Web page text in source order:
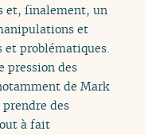
et, finalement, un
et
et problématiques.
pression des
de Mark
prendre des
à fait